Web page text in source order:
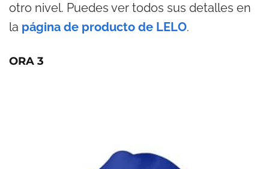
otro nivel. Puedes ver todos sus detalles en
la página de producto de LELO.
ORA 3